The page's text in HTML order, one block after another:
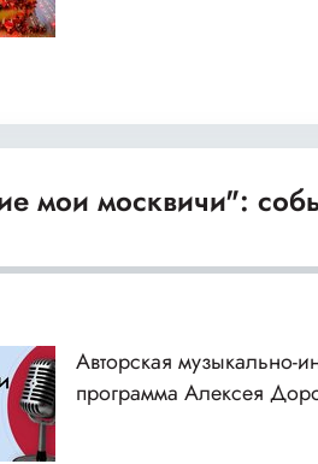
мои москвичи":
Авторская музыкально-
программа Алексея